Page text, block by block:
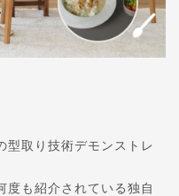
型取り技術デモンストレ
度も紹介されている独自